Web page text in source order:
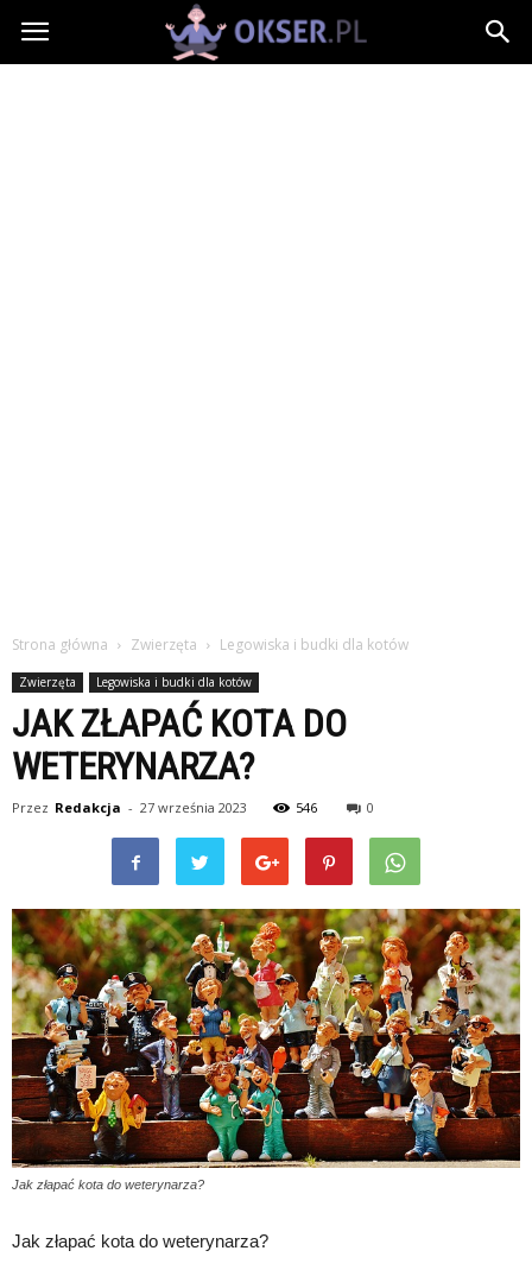
Okser.pl
Strona główna Zwierzęta Legowiska i budki dla kotów
Zwierzęta Legowiska i budki dla kotów
JAK ZŁAPAĆ KOTA DO
WETERYNARZA?
Przez Redakcja - 27 września 2023 546 0
Jak złapać kota do weterynarza?
Jak złapać kota do weterynarza?